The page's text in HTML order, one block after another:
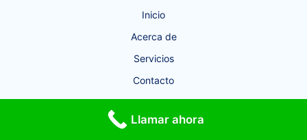
Inicio
Acerca de
Servicios
Contacto
Derechos de autor © 2026 Empresa de humedades Córdoba
Llamar ahora